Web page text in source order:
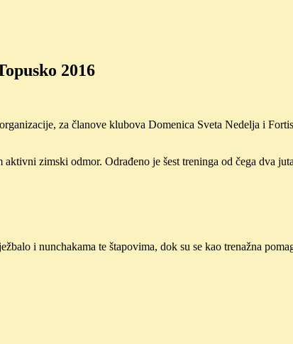
2016
za članove klubova Domenica Sveta Nedelja i
zimski odmor. Odrađeno je šest treninga od čega dva
i nunchakama te štapovima, dok su se kao trenažna